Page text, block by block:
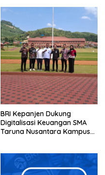
BRI Kepanjen Dukung
Digitalisasi Keuangan SMA
Taruna Nusantara Kampus